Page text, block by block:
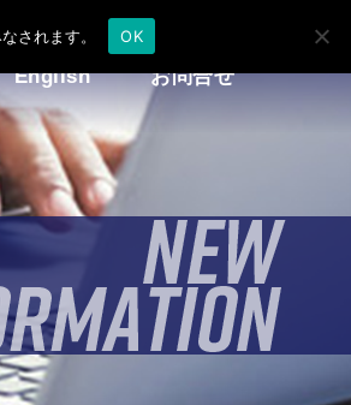
English お問合せ
されます。 OK